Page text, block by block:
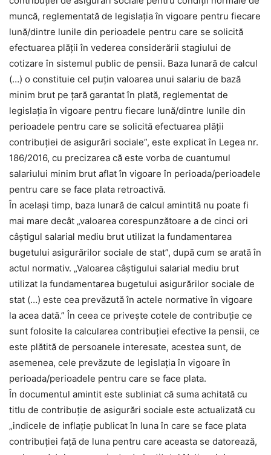
muncă, reglementată de legislația în vigoare pentru fiecare
lună/dintre lunile din perioadele pentru care se solicită
efectuarea plății în vederea considerării stagiului de
cotizare în sistemul public de pensii. Baza lunară de calcul
(…) o constituie cel puțin valoarea unui salariu de bază
minim brut pe țară garantat în plată, reglementat de
legislația în vigoare pentru fiecare lună/dintre lunile din
perioadele pentru care se solicită efectuarea plății
contribuției de asigurări sociale”, este explicat în Legea nr.
186/2016, cu precizarea că este vorba de cuantumul
salariului minim brut aflat în vigoare în perioada/perioadele
pentru care se face plata retroactivă.
În același timp, baza lunară de calcul amintită nu poate fi
mai mare decât „valoarea corespunzătoare a de cinci ori
câștigul salarial mediu brut utilizat la fundamentarea
bugetului asigurărilor sociale de stat”, după cum se arată în
actul normativ. „Valoarea câștigului salarial mediu brut
utilizat la fundamentarea bugetului asigurărilor sociale de
stat (…) este cea prevăzută în actele normative în vigoare
la acea dată.” În ceea ce privește cotele de contribuție ce
sunt folosite la calcularea contribuției efective la pensii, ce
este plătită de persoanele interesate, acestea sunt, de
asemenea, cele prevăzute de legislația în vigoare în
perioada/perioadele pentru care se face plata.
În documentul amintit este subliniat că suma achitată cu
titlu de contribuție de asigurări sociale este actualizată cu
„indicele de inflație publicat în luna în care se face plata
contribuției față de luna pentru care aceasta se datorează,